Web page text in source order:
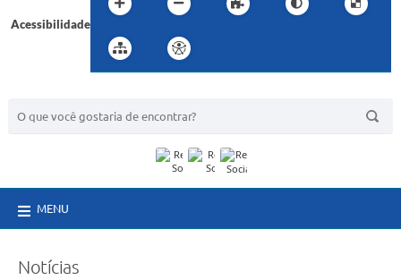
Acessibilidade
MENU
Notícias